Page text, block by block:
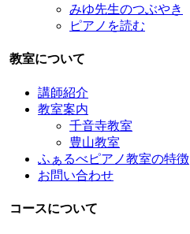
みゆ先生のつぶやき
ピアノを読む
教室について
講師紹介
教室案内
千音寺教室
豊山教室
ふぁるべピアノ教室の特徴
お問い合わせ
コースについて